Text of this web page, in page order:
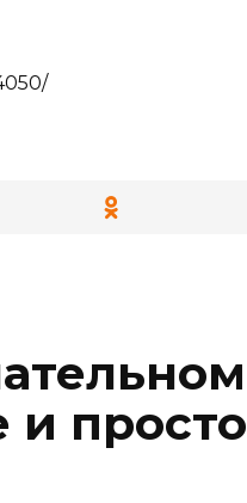
и просто